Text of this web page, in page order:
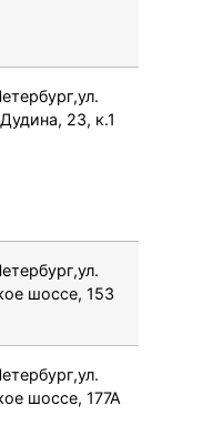
23, к.1
шоссе, 153
шоссе, 177А